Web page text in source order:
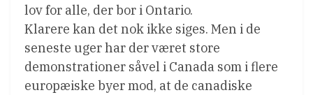
lov for alle, der bor i Ontario.
Klarere kan det nok ikke siges. Men i de
seneste uger har der været store
demonstrationer såvel i Canada som i flere
europæiske byer mod, at de canadiske